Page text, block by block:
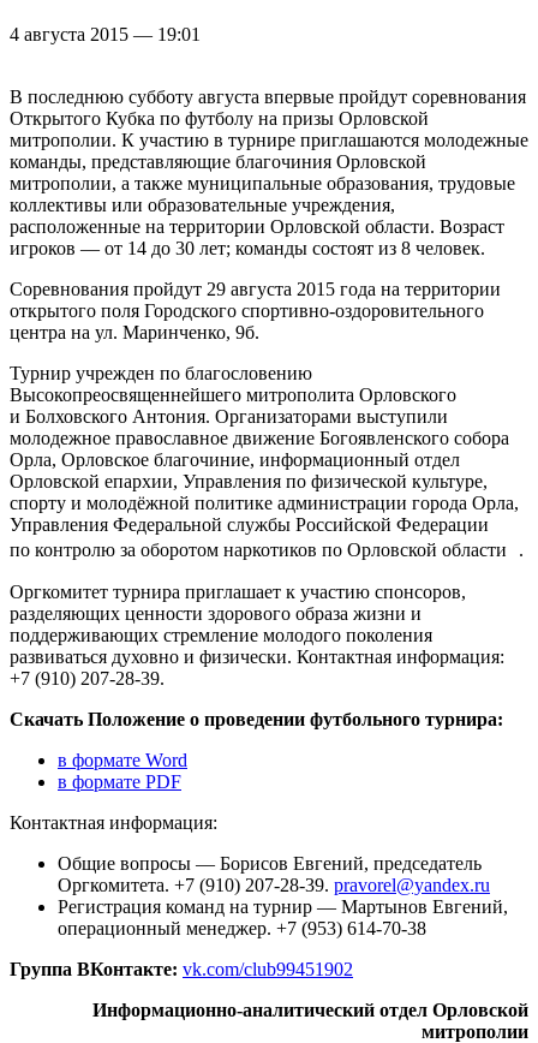
4 августа 2015 — 19:01
В последнюю субботу августа впервые пройдут соревнования
Открытого Кубка по футболу на призы Орловской
митрополии. К участию в турнире приглашаются молодежные
команды, представляющие благочиния Орловской
митрополии, а также муниципальные образования, трудовые
коллективы или образовательные учреждения,
расположенные на территории Орловской области. Возраст
игроков — от 14 до 30 лет; команды состоят из 8 человек.
Соревнования пройдут 29 августа 2015 года на территории
открытого поля Городского спортивно-оздоровительного
центра на ул. Маринченко, 9б.
Турнир учрежден по благословению
Высокопреосвященнейшего митрополита Орловского
и Болховского Антония. Организаторами выступили
молодежное православное движение Богоявленского собора
Орла, Орловское благочиние, информационный отдел
Орловской епархии, Управления по физической культуре,
спорту и молодёжной политике администрации города Орла,
Управления Федеральной службы Российской Федерации
по контролю за оборотом наркотиков по Орловской области .
Оргкомитет турнира приглашает к участию спонсоров,
разделяющих ценности здорового образа жизни и
поддерживающих стремление молодого поколения
развиваться духовно и физически. Контактная информация:
+7 (910) 207-28-39.
Скачать Положение о проведении футбольного турнира:
в формате Word
в формате PDF
Контактная информация:
Общие вопросы — Борисов Евгений, председатель
Оргкомитета. +7 (910) 207-28-39. pravorel@yandex.ru
Регистрация команд на турнир — Мартынов Евгений,
операционный менеджер. +7 (953) 614-70-38
Группа ВКонтакте: vk.com/club99451902
Информационно-аналитический отдел Орловской
митрополии